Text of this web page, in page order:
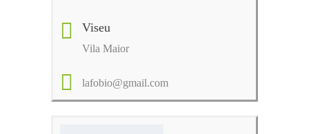
Viseu
Vila Maior
lafobio@gmail.com